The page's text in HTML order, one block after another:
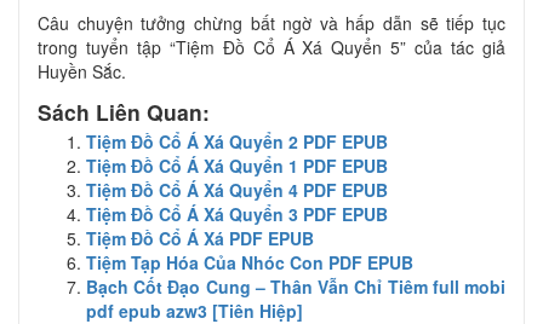
Câu chuyện tưởng chừng bất ngờ và hấp dẫn sẽ tiếp tục
trong tuyển tập “Tiệm Đồ Cổ Á Xá Quyển 5” của tác giả
Huyền Sắc.
Sách Liên Quan:
Tiệm Đồ Cổ Á Xá Quyển 2 PDF EPUB
Tiệm Đồ Cổ Á Xá Quyển 1 PDF EPUB
Tiệm Đồ Cổ Á Xá Quyển 4 PDF EPUB
Tiệm Đồ Cổ Á Xá Quyển 3 PDF EPUB
Tiệm Đồ Cổ Á Xá PDF EPUB
Tiệm Tạp Hóa Của Nhóc Con PDF EPUB
Bạch Cốt Đạo Cung – Thân Vẫn Chỉ Tiêm full mobi
pdf epub azw3 [Tiên Hiệp]